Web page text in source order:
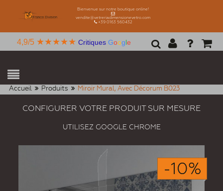
Bienvenue sur notre boutique online!
vendite@vetreriadimensionevetro.com
+39 0163 560432
4,9/5 ★★★★★ Critiques Google
Accueil Produits Miroir Mural, Avec Décorum B023
CONFIGURER VOTRE PRODUIT SUR MESURE
UTILISEZ GOOGLE CHROME
-10%